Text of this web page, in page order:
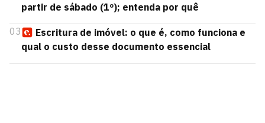
partir de sábado (1º); entenda por quê
03
Escritura de imóvel: o que é, como funciona e
qual o custo desse documento essencial